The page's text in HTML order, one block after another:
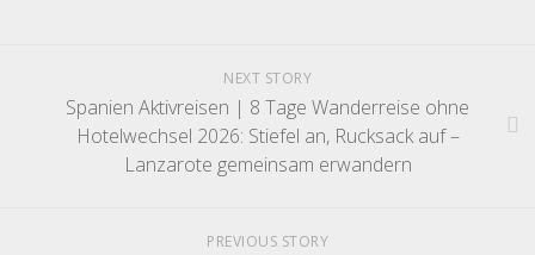
NEXT STORY
Spanien Aktivreisen | 8 Tage Wanderreise ohne
Hotelwechsel 2026: Stiefel an, Rucksack auf –
Lanzarote gemeinsam erwandern
PREVIOUS STORY